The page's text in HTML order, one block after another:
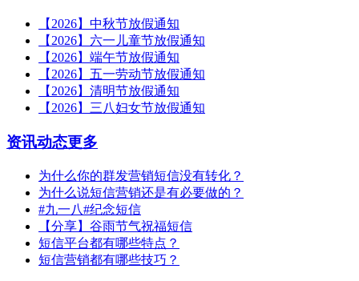
【2026】中秋节放假通知
【2026】六一儿童节放假通知
【2026】端午节放假通知
【2026】五一劳动节放假通知
【2026】清明节放假通知
【2026】三八妇女节放假通知
资讯动态更多
为什么你的群发营销短信没有转化？
为什么说短信营销还是有必要做的？
#九一八#纪念短信
【分享】谷雨节气祝福短信
短信平台都有哪些特点？
短信营销都有哪些技巧？